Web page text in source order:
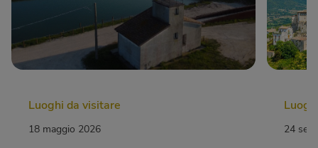
Luoghi da visitare
18 maggio 2026 24